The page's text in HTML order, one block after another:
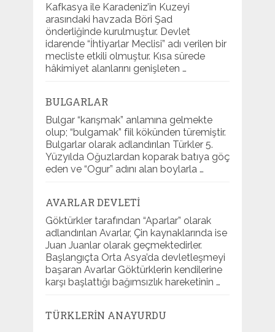
Kafkasya ile Karadeniz’in Kuzeyi
arasındaki havzada Böri Şad
önderliğinde kurulmuştur. Devlet
idarende “İhtiyarlar Meclisi” adı verilen bir
mecliste etkili olmuştur. Kısa sürede
hâkimiyet alanlarını genişleten …
BULGARLAR
Bulgar “karışmak” anlamına gelmekte
olup; “bulgamak” fiil kökünden türemiştir.
Bulgarlar olarak adlandırılan Türkler 5.
Yüzyılda Oğuzlardan koparak batıya göç
eden ve “Ogur” adını alan boylarla …
AVARLAR DEVLETI
Göktürkler tarafından “Aparlar” olarak
adlandırılan Avarlar, Çin kaynaklarında ise
Juan Juanlar olarak geçmektedirler.
Başlangıçta Orta Asya’da devletleşmeyi
başaran Avarlar Göktürklerin kendilerine
karşı başlattığı bağımsızlık hareketinin …
TÜRKLERIN ANAYURDU